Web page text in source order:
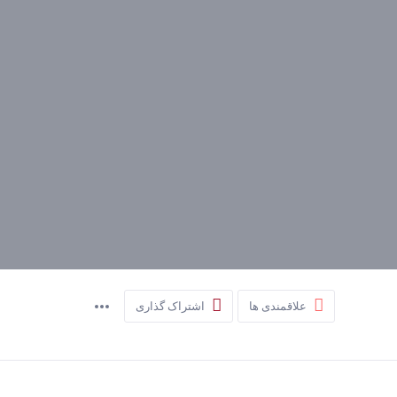
علاقمندی ها اشتراک گذاری